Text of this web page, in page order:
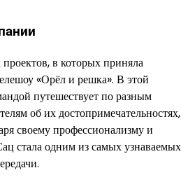
в которых приняла
«Орёл и решка». В этой
путешествует по разным
об их достопримечательностях,
своему профессионализму и
стала одним из самых узнаваемых